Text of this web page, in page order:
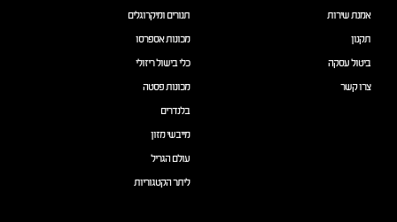
אמנת שירות
תקנון
ביטול עסקה
צרו קשר
תנורים ומיקרוגלים
מכונות אספרסו
כלי בישול ריזולי
מכונות פסטה
בלנדרים
מייבשי מזון
עולם הגריל
ליתר הקטגוריות